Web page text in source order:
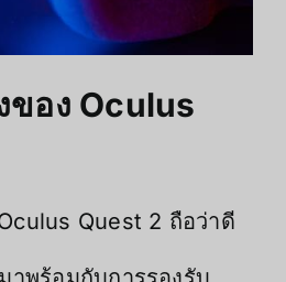
อง Oculus
Quest 2 ถือว่าดี